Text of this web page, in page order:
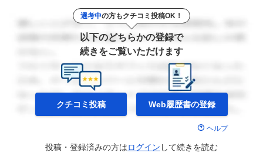
選考中の方もクチコミ投稿OK！
以下のどちらかの登録で
続きをご覧いただけます
クチコミ投稿 Web履歴書の登録
ヘルプ
投稿・登録済みの方はログイン して続きを読む